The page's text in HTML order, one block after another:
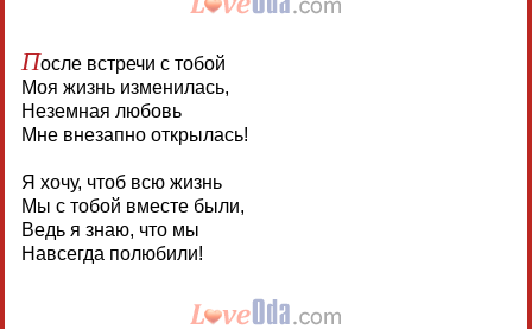
После встречи с тобой
Моя жизнь изменилась,
Неземная любовь
Мне внезапно открылась!
Я хочу, чтоб всю жизнь
Мы с тобой вместе были,
Ведь я знаю, что мы
Навсегда полюбили!